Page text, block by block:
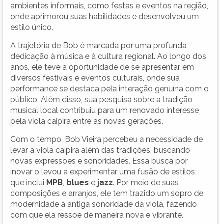
ambientes informais, como festas e eventos na região,
onde aprimorou suas habilidades e desenvolveu um
estilo único.
A trajetória de Bob é marcada por uma profunda
dedicação à música e à cultura regional. Ao longo dos
anos, ele teve a oportunidade de se apresentar em
diversos festivais e eventos culturais, onde sua
performance se destaca pela interação genuína com o
público. Além disso, sua pesquisa sobre a tradição
musical local contribuiu para um renovado interesse
pela viola caipira entre as novas gerações.
Com o tempo, Bob Vieira percebeu a necessidade de
levar a viola caipira além das tradições, buscando
novas expressões e sonoridades. Essa busca por
inovar o levou a experimentar uma fusão de estilos
que inclui MPB blues e jazz. Por meio de suas
composições e arranjos, ele tem trazido um sopro de
modernidade à antiga sonoridade da viola, fazendo
com que ela ressoe de maneira nova e vibrante.